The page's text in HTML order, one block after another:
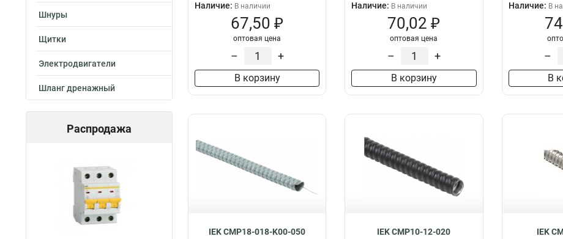
Шнуры
Щитки
Электродвигатели
Шланг дренажный
Распродажа
Наличие: В наличии
67,50 ₽
оптовая цена
– +
В корзину
Наличие: В наличии
70,02 ₽
оптовая цена
– +
В корзину
Наличие: В
–
В
IEK CMP18-018-K00-050 IEK CMP10-12-020 IEK